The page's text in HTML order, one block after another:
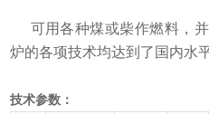
可用各种煤或柴作燃料，
炉的各项技术均达到了国内水平
技术参数：